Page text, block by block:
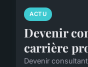
ACTU
Devenir
carrière
Devenir